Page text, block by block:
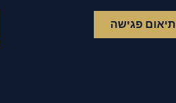
תיאום פגישה